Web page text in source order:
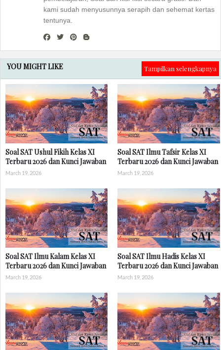
kami sudah menyusunnya serapih dan sehemat kertas
tentunya.
YOU MIGHT LIKE Tampilkan selengkapnya
Soal SAT Ushul Fikih Kelas XI
Terbaru 2026 dan Kunci Jawaban
March 19, 2026
Soal SAT Ilmu Tafsir Kelas XI
Terbaru 2026 dan Kunci Jawaban
March 19, 2026
Soal SAT Ilmu Kalam Kelas XI
Terbaru 2026 dan Kunci Jawaban
March 19, 2026
Soal SAT Ilmu Hadis Kelas XI
Terbaru 2026 dan Kunci Jawaban
March 19, 2026